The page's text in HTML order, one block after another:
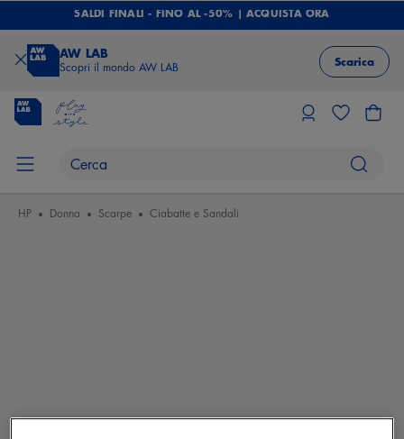
SALDI FINALI - FINO AL -50% | ACQUISTA ORA
AW LAB
Scopri il mondo AW LAB Scarica
HP Donna Scarpe Ciabatte e Sandali